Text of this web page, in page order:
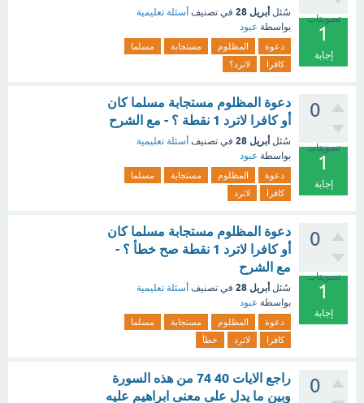
تصويتات
1
إجابة
سُئل أبريل 28 في تصنيف أسئلة تعليمية
بواسطة عبود
دعوة المظلوم مستجابة
مسلما
كافرا
لاترد؟
0
تصويتات
1
إجابة
دعوة المظلوم مستجابة مسلما كان
أو كافرا لاترد 1 نقطة ؟ - مع الشرح
سُئل أبريل 28 في تصنيف أسئلة تعليمية
بواسطة عبود
دعوة المظلوم مستجابة
مسلما
كافرا
لاترد
0
تصويتات
1
إجابة
دعوة المظلوم مستجابة مسلما كان
أو كافرا لاترد 1 نقطة صح خطأ ؟ -
مع الشرح
سُئل أبريل 28 في تصنيف أسئلة تعليمية
بواسطة عبود
دعوة المظلوم مستجابة
مسلما
كافرا
لاترد خطأ
0
راجع الايات 40 74 من هذه السورة
وبين ما يدل على معنى ابراهيم عليه